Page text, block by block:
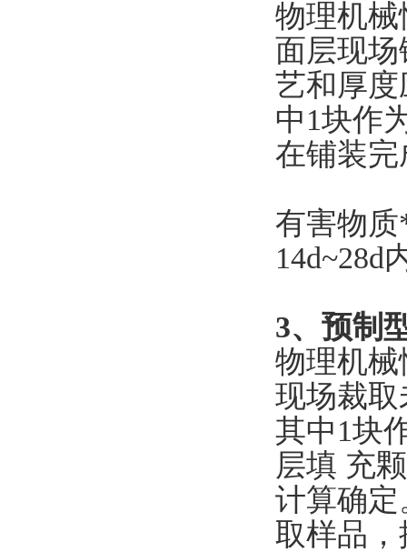
物理机
面层现
艺和厚
中1块作
在铺装
有害物
14d~28d
3、预制
物理机
现场裁
其中1块
层填 充
计算确
取样品